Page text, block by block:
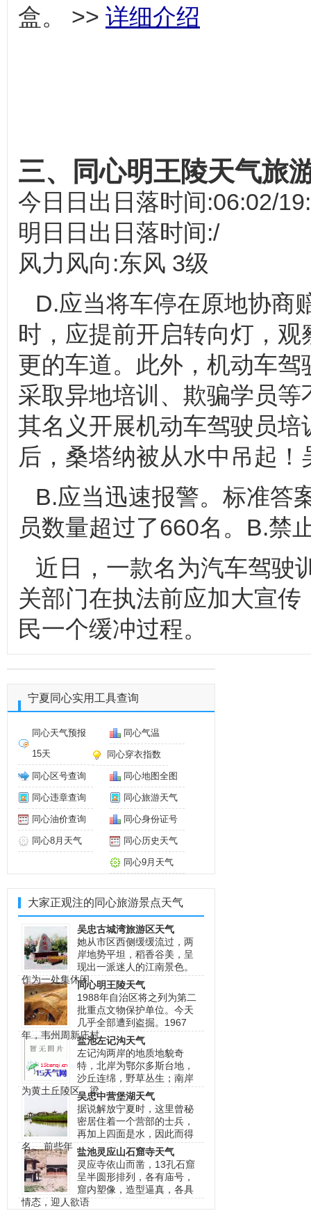
盒。 >> 详细介绍
三、同心明王陵天气旅
今日日出日落时间:06:02/
明日日出日落时间:/
风力风向:东风 3级
D.应当将车停在原地协商
时，应提前开启转向灯，
更的车道。此外，机动车
采取异地培训、欺骗学员
其名义开展机动车驾驶员
后，桑塔纳被从水中吊起
B.应当迅速报警。标准答
员数量超过了660名。B.禁
近日，一款名为汽车驾驶
关部门在执法前应加大宣
民一个缓冲过程。
宁夏同心实用工具查询
同心天气预报
15天
同心气温
同心穿衣指数
同心地图全图
同心区号查询
同心旅游天气
同心违章查询
同心身份证号
同心油价查询
同心历史天气
同心8月天气
同心9月天气
大家正观注的同心旅游景点天气
吴忠古城湾旅游区天气
她从市区西侧缓缓流过，两
岸地势平坦，稻香谷美，呈
现出一派迷人的江南景色。
作为一处集休闲同心明王陵天气
1988年自治区将之列为第二
批重点文物保护单位。今天
几乎全部遭到盗掘。1967
年，韦州周新庄村盐池左记沟天气
左记沟两岸的地质地貌奇
特，北岸为鄂尔多斯台地，
沙丘连绵，野草丛生；南岸
为黄土丘陵区，梁吴忠中营堡湖天气
据说解放宁夏时，这里曾秘
密居住着一个营部的士兵，
再加上四面是水，因此而得
名。 前些年，盐池灵应山石窟寺天气
灵应寺依山而凿，13孔石窟
呈半圆形排列，各有庙号，
窟内塑像，造型逼真，各具
情态，迎人欲语